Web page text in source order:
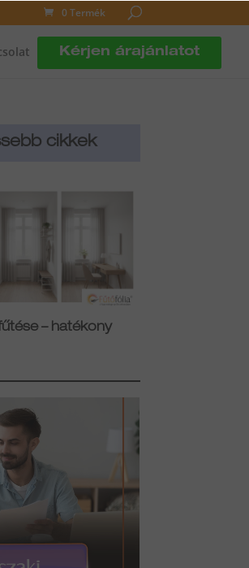
0 Termék
Kérjen árajánlatot
cikkek
– hatékony